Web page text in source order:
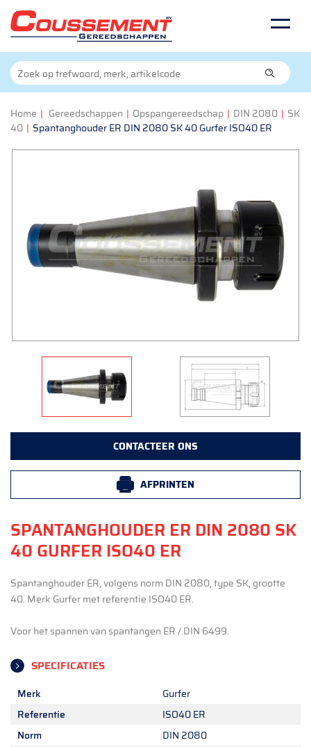
Home | Gereedschappen | Opspangereedschap | DIN 2080 | SK
40 | Spantanghouder ER DIN 2080 SK 40 Gurfer ISO40 ER
CONTACTEER ONS
AFPRINTEN
SPANTANGHOUDER ER DIN 2080 SK
40 GURFER ISO40 ER
Spantanghouder ER, volgens norm DIN 2080, type SK, grootte
40. Merk Gurfer met referentie ISO40 ER.
Voor het spannen van spantangen ER / DIN 6499.
SPECIFICATIES
Merk
Gurfer
Referentie
ISO40 ER
Norm
DIN 2080